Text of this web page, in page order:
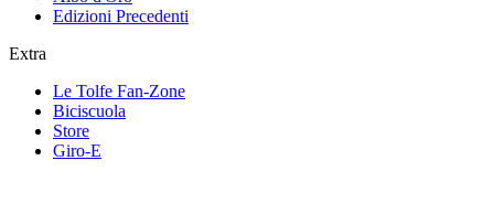
Edizioni Precedenti
Extra
Le Tolfe Fan-Zone
Biciscuola
Store
Giro-E